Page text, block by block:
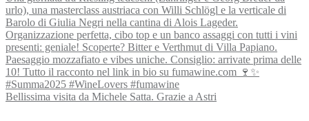
Bellissima visita da Michele Satta. Grazie a Astri